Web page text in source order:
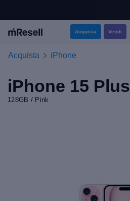
Acquista Vendi
Acquista iPhone
iPhone 15 Plus
128GB / Pink